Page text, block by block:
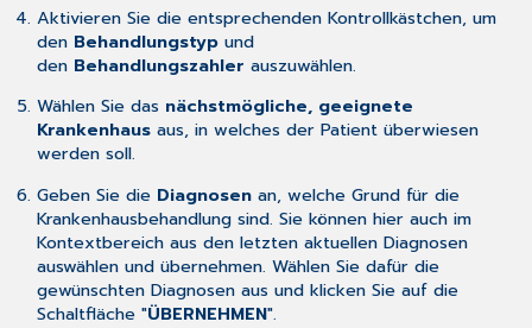
Aktivieren Sie die entsprechenden Kontrollkästchen, um
den Behandlungstypund
den Behandlungszahler auszuwählen.
Wählen Sie das nächstmögliche, geeignete
Krankenhausaus, in welches der Patient überwiesen
werden soll.
Geben Sie die Diagnosenan, welche Grund für die
Krankenhausbehandlung sind. Sie können hier auch im
Kontextbereich aus den letzten aktuellen Diagnosen
auswählen und übernehmen. Wählen Sie dafür die
gewünschten Diagnosen aus und klicken Sie auf die
Schaltfläche "ÜBERNEHMEN".